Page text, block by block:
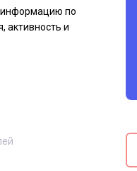
информацию по
активность и